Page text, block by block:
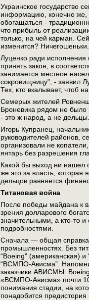
Украинское государство
информацию, конечно же,
обогащаться -
что прибыль от
только, на чей карман.
изменится? Ничегошеньки.
Луценко ради
принять закон, в
занимается местное
сокровищницу", - заявил
Тех, кто вкалывает, чтоб
Семерых жителей
Броневика рядом не было
- это ж народ, а не
Игорь Купранец,
руководителей районов,
организовали не
янтарь без разрешения
Какой бы выход ни нашел
же это за власть, которая
дельцов равняется
Титановая война
После победы майдана к
зрения долларового
значительными, а кто-то
подробностями.
Сначала — общая справка
промышленностях. Без
“Boeing” (американская)
“ВСМПО-Ависма”.
заказчики АВИСМЫ:
«ВСМПО-Ависма» почти
понимания стадии, на
понадобится предистория